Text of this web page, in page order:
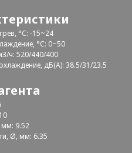
°C: -15~24
°C: 0~50
ч: 520/440/400
дБ(А): 38.5/31/23.5
9.52
Ø, мм: 6.35